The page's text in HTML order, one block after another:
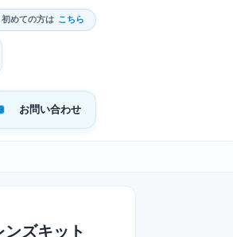
初めての方は こちら
お問い合わせ
ズキット